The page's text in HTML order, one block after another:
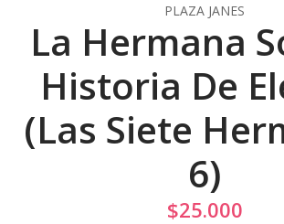
PLAZA JANES
La Hermana
Historia De
(Las Siete
6)
$25.000